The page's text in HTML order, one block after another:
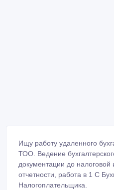
Ищу работу удаленного
ТОО. Ведение
документации до налоговой
отчетности, работа в 1 С
Налогоплательщика.